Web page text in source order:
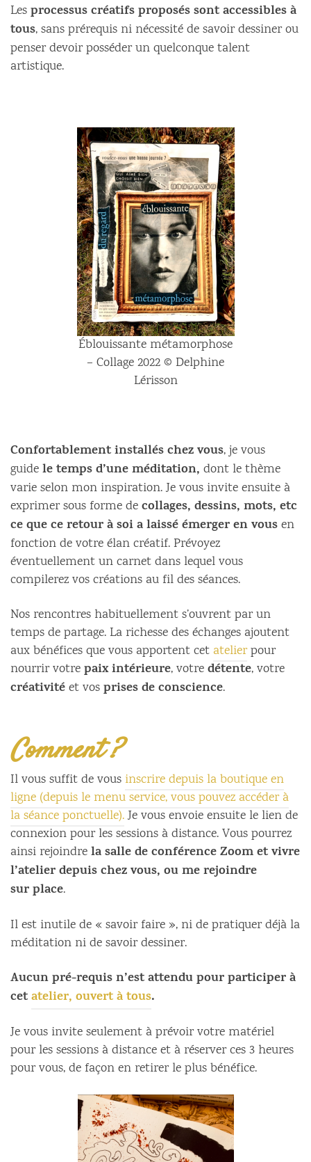
Lesprocessus créatifs proposés sont accessibles à
tous, sans prérequis ni nécessité de savoir dessiner ou
penser devoir posséder un quelconque talent
artistique.
Éblouissante métamorphose
– Collage 2022 © Delphine
Lérisson
Confortablement installés chez vous, je vous
guidele temps d’une méditation, dont le thème
varie selon mon inspiration. Je vous invite ensuite à
exprimer sous forme decollages, dessins, mots, etc
ce que ce retour à soi a laissé émerger en vousen
fonction de votre élan créatif. Prévoyez
éventuellement un carnet dans lequel vous
compilerez vos créations au fil des séances.
Nos rencontres habituellement s’ouvrent par un
temps de partage. La richesse des échanges ajoutent
aux bénéfices que vous apportent cetatelierpour
nourrir votrepaix intérieure, votredétente, votre
créativitéet vosprises de conscience.
Comment ?
Il vous suffit de vous inscrire depuis la boutique en
ligne (depuis le menu service, vous pouvez accéder à
la séance ponctuelle).Je vous envoie ensuite le lien de
connexion pour les sessions à distance. Vous pourrez
ainsi rejoindrela salle de conférence Zoom et vivre
l’atelier depuis chez vous, ou me rejoindre
surplace.
Il est inutile de « savoir faire », ni de pratiquer déjà la
méditation ni de savoir dessiner.
Aucun pré-requis n’est attendu pour participer à
cetatelier, ouvert à tous.
Je vous invite seulement à prévoir votre matériel
pour les sessions à distance et à réserver ces 3 heures
pour vous, de façon en retirer le plus bénéfice.